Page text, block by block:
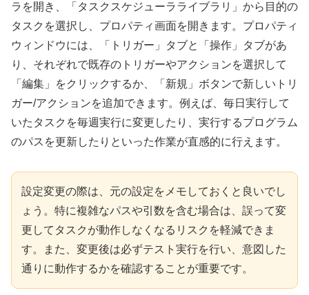
ラを開き、「タスクスケジューラライブラリ」から目的の
タスクを選択し、プロパティ画面を開きます。プロパティ
ウィンドウには、「トリガー」タブと「操作」タブがあ
り、それぞれで既存のトリガーやアクションを選択して
「編集」をクリックするか、「新規」ボタンで新しいトリ
ガー/アクションを追加できます。例えば、毎日実行して
いたタスクを毎週実行に変更したり、実行するプログラム
のパスを更新したりといった作業が直感的に行えます。
設定変更の際は、元の設定をメモしておくと良いでし
ょう。特に複雑なパスや引数を含む場合は、誤って変
更してタスクが動作しなくなるリスクを軽減できま
す。また、変更後は必ずテスト実行を行い、意図した
通りに動作するかを確認することが重要です。